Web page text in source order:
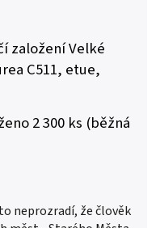
založení Velké
C511, etue,
2 300 ks (běžná
neprozradí, že člověk